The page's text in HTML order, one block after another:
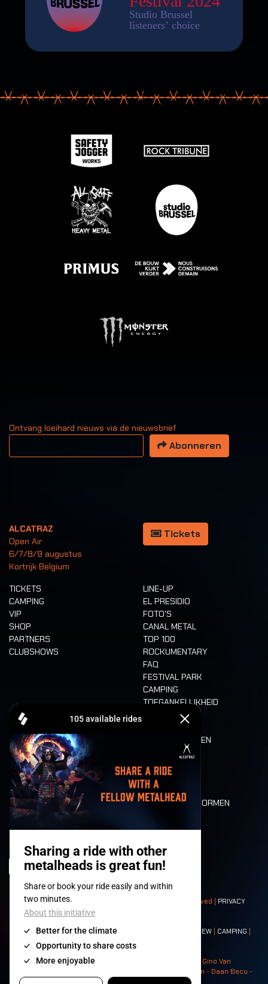
Ontvang loeihard nieuws via de nieuwsbrief
Uw email adres
Abonneren
ALCATRAZ
Open Air
6/7/8/9 augustus
Kortrijk Belgium
Tickets
TICKETS
CAMPING
VIP
SHOP
PARTNERS
CLUBSHOWS
LINE-UP
EL PRESIDIO
FOTO'S
CANAL METAL
TOP 100
ROCKUMENTARY
FAQ
FESTIVAL PARK
CAMPING
TOEGANKELIJKHEID
CASHLESS
ETEN EN DRINKEN
MOBILITEIT
LONE WOLVES
PLATTEGROND
DEATH RIDE
WAARDEN EN NORMEN
HISTORIEK
© 2008-2026- Apache Productions VZW – All rights reserved | PRIVACY
POLICY|ALGEMENE VOORWAARDEN
Contact:GENERAL| PARTNERSHIPS CREW | CAMPING |
NEIGHBOURS
Photos: Ann Kermans - Hans Van Hoof - Eliaz Bruggeman - Gino Van
Lancker - Tim Tronckoe - Elsie Roymans - Stijn Verbruggen - Daan Becu -
Claus Christa - Devid Camerlynck